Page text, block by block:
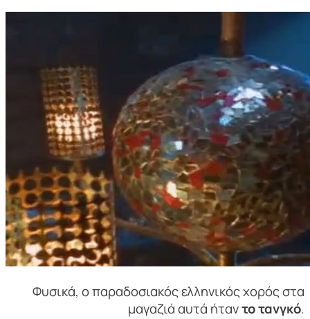
Φυσικά, ο παραδοσιακός ελληνικός χορός στα
μαγαζιά αυτά ήταντο τανγκό.